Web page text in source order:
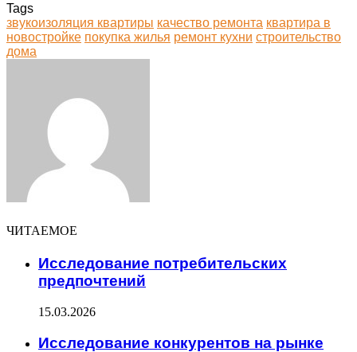
Tags
звукоизоляция квартиры качество ремонта квартира в
новостройке покупка жилья ремонт кухни строительство
дома
ЧИТАЕМОЕ
Исследование потребительских
предпочтений
15.03.2026
Исследование конкурентов на рынке